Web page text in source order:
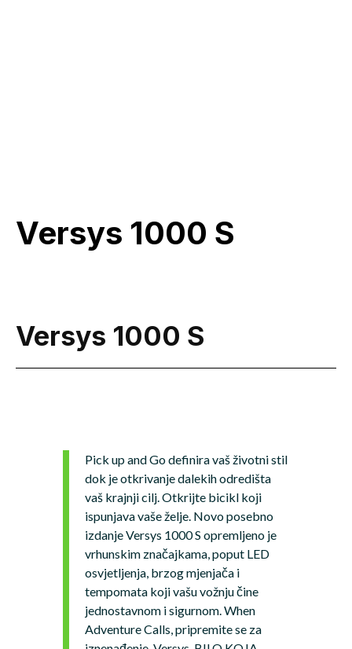
Versys 1000 S
Versys 1000 S
Pick up and Go definira vaš životni stil
dok je otkrivanje dalekih odredišta
vaš krajnji cilj. Otkrijte bicikl koji
ispunjava vaše želje. Novo posebno
izdanje Versys 1000 S opremljeno je
vrhunskim značajkama, poput LED
osvjetljenja, brzog mjenjača i
tempomata koji vašu vožnju čine
jednostavnom i sigurnom. When
Adventure Calls, pripremite se za